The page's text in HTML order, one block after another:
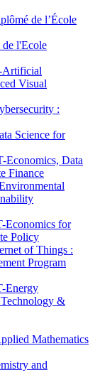
de l’École
l'Ecole
Artificial
Visual
:
Science for
Data
Finance
Economics for
Policy
of Things :
Program
Energy
&
Mathematics
and